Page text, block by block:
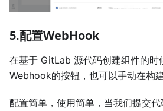
5.配置WebHook
在基于 GitLab 源代码创建组件的时
Webhook的按钮，也可以手动在构
配置简单，使用简单，当我们提交